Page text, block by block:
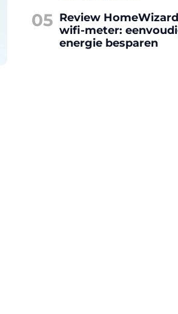
05 Review HomeWizard
wifi-meter:
energie besparen